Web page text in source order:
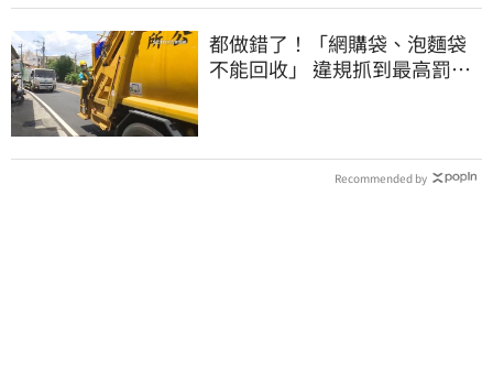
都做錯了！「網購袋、泡麵袋
不能回收」 違規抓到最高罰
Recommended by